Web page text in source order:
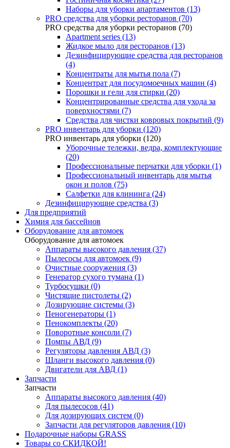
Наборы для уборки апартаментов (13)
PRO средства для уборки ресторанов (70)
PRO средства для уборки ресторанов (70)
Apartment series (13)
Жидкое мыло для ресторанов (13)
Дезинфицирующие средства для ресторанов
(4)
Концентраты для мытья пола (7)
Концентрат для посудомоечных машин (4)
Порошки и гели для стирки (20)
Концентрированные средства для ухода за
поверхностями (7)
Средства для чистки ковровых покрытий (9)
PRO инвентарь для уборки (120)
PRO инвентарь для уборки (120)
Уборочные тележки, ведра, комплектующие
(20)
Профессиональные перчатки для уборки (1)
Профессиональный инвентарь для мытья
окон и полов (75)
Салфетки для клининга (24)
Дезинфицирующие средства (3)
Для предприятий
Химия для бассейнов
Оборудование для автомоек
Оборудование для автомоек
Аппараты высокого давления (37)
Пылесосы для автомоек (9)
Очистные сооружения (3)
Генератор сухого тумана (1)
Турбосушки (0)
Чистящие пистолеты (2)
Дозирующие системы (3)
Пеногенераторы (1)
Пенокомплекты (20)
Поворотные консоли (7)
Помпы АВД (9)
Регуляторы давления АВД (3)
Шланги высокого давления (0)
Двигатели для АВД (1)
Запчасти
Запчасти
Аппараты высокого давления (40)
Для пылесосов (41)
Для дозирующих систем (0)
Запчасти для регуляторов давления (10)
Подарочные наборы GRASS
Товары со СКИДКОЙ!